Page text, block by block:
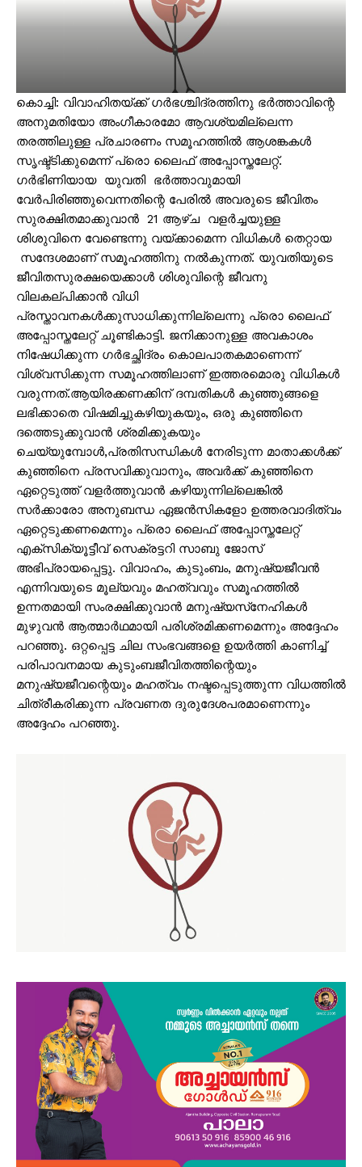
കൊച്ചി: വിവാഹിതയ്ക്ക് ഗര്‍ഭശ്ചിദ്രത്തിനു ഭര്‍ത്താവിന്റെ
അനുമതിയോ അംഗീകാരമോ ആവശ്യമില്ലെന്ന
തരത്തിലുള്ള പ്രചാരണം സമൂഹത്തില്‍ ആശങ്കകള്‍
സൃഷ്ട്ടിക്കുമെന്ന് പ്രൊ ലൈഫ് അപ്പോസ്തലേറ്റ്.
ഗര്‍ഭിണിയായ യുവതി ഭര്‍ത്താവുമായി
വേര്‍പിരിഞ്ഞുവെന്നതിന്റെ പേരില്‍ അവരുടെ ജീവിതം
സുരക്ഷിതമാക്കുവാന്‍ 21 ആഴ്ച വളര്‍ച്ചയുള്ള
ശിശുവിനെ വേണ്ടെന്നു വയ്ക്കാമെന്ന വിധികള്‍ തെറ്റായ
സന്ദേശമാണ് സമൂഹത്തിനു നല്‍കുന്നത്. യുവതിയുടെ
ജീവിതസുരക്ഷയെക്കാള്‍ ശിശുവിന്റെ ജീവനു
വിലകല്പിക്കാന്‍ വിധി
പ്രസ്താവനകള്‍ക്കുസാധിക്കുന്നില്ലെന്നു പ്രൊ ലൈഫ്
അപ്പോസ്തലേറ്റ് ചൂണ്ടികാട്ടി. ജനിക്കാനുള്ള അവകാശം
നിഷേധിക്കുന്ന ഗര്‍ഭച്ഛിദ്രം കൊലപാതകമാണെന്ന്
വിശ്വസിക്കുന്ന സമൂഹത്തിലാണ് ഇത്തരമൊരു വിധികള്‍
വരുന്നത്.ആയിരക്കണക്കിന് ദമ്പതികള്‍ കുഞ്ഞുങ്ങളെ
ലഭിക്കാതെ വിഷമിച്ചുകഴിയുകയും, ഒരു കുഞ്ഞിനെ
ദത്തെടുക്കുവാന്‍ ശ്രമിക്കുകയും
ചെയ്യുമ്പോള്‍,പ്രതിസന്ധികള്‍ നേരിടുന്ന മാതാക്കള്‍ക്ക്
കുഞ്ഞിനെ പ്രസവിക്കുവാനും, അവര്‍ക്ക് കുഞ്ഞിനെ
ഏറ്റെടുത്ത് വളര്‍ത്തുവാന്‍ കഴിയുന്നില്ലെങ്കില്‍
സര്‍ക്കാരോ അനുബന്ധ ഏജന്‍സികളോ ഉത്തരവാദിത്വം
ഏറ്റെടുക്കണമെന്നും പ്രൊ ലൈഫ് അപ്പോസ്തലേറ്റ്
എക്‌സിക്യൂട്ടീവ് സെക്രട്ടറി സാബു ജോസ്
അഭിപ്രായപ്പെട്ടു. വിവാഹം, കുടുംബം, മനുഷ്യജീവന്‍
എന്നിവയുടെ മൂല്യവും മഹത്വവും സമൂഹത്തില്‍
ഉന്നതമായി സംരക്ഷിക്കുവാന്‍ മനുഷ്യസ്‌നേഹികള്‍
മുഴുവന്‍ ആത്മാര്‍ഥമായി പരിശ്രമിക്കണമെന്നും അദ്ദേഹം
പറഞ്ഞു. ഒറ്റപ്പെട്ട ചില സംഭവങ്ങളെ ഉയര്‍ത്തി കാണിച്ച്
പരിപാവനമായ കുടുംബജീവിതത്തിന്റെയും
മനുഷ്യജീവന്റെയും മഹത്വം നഷ്ടപ്പെടുത്തുന്ന വിധത്തില്‍
ചിത്രീകരിക്കുന്ന പ്രവണത ദുരുദേശപരമാണെന്നും
അദ്ദേഹം പറഞ്ഞു.